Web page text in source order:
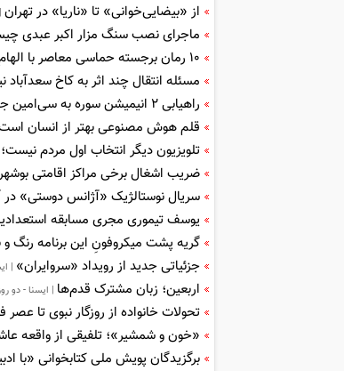
از «بیضایی‌خوانی» تا «ناریا» در تهران
ماجرای نصب سنگ مزار اکبر عبدی
۱۰ رمان برجسته حماسی معاصر با الهام از «اودیسه» هومر
مسئله انتقال چند اثر به کاخ
راهیابی ۲ انیمیشن سوره به سی‌امین جشنواره فیلم رود آیلند
قلم هوش مصنوعی بهتر از انسان
تلویزیون دیگر انتخاب اول مردم
ضریب اشغال برخی مراکز اقامتی بوشهر به کمتر
سریال نوستالژیک «آژانس دوستی» در
یوسف تیموری مجری مسابقه
گریه پشت میکروفونِ این برنامه رنگ و
جزئیاتی جدید از رویداد «سروایران» |
اربعین؛ زبان مشترک قدم‌ها | ایسنا - دو
تحولات خانواده از روزگار نبوی تا
«خون و شمشیر»؛ تلفیقی از واقعه
برگزیدگان پویش ملی کتابخوانی «با